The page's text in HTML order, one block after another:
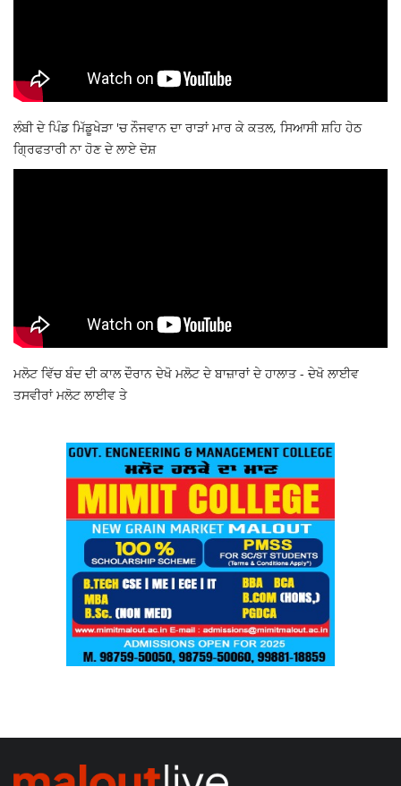
ਲੰਬੀ ਦੇ ਪਿੰਡ ਮਿੱਡੂਖੇੜਾ 'ਚ ਨੌਜਵਾਨ ਦਾ ਰਾੜਾਂ ਮਾਰ ਕੇ ਕਤਲ, ਸਿਆਸੀ ਸ਼ਹਿ ਹੇਠ
ਗ੍ਰਿਫਤਾਰੀ ਨਾ ਹੋਣ ਦੇ ਲਾਏ ਦੋਸ਼
ਮਲੋਟ ਵਿੱਚ ਬੰਦ ਦੀ ਕਾਲ ਦੌਰਾਨ ਦੇਖੋ ਮਲੋਟ ਦੇ ਬਾਜ਼ਾਰਾਂ ਦੇ ਹਾਲਾਤ - ਦੇਖੋ ਲਾਈਵ
ਤਸਵੀਰਾਂ ਮਲੋਟ ਲਾਈਵ ਤੇ